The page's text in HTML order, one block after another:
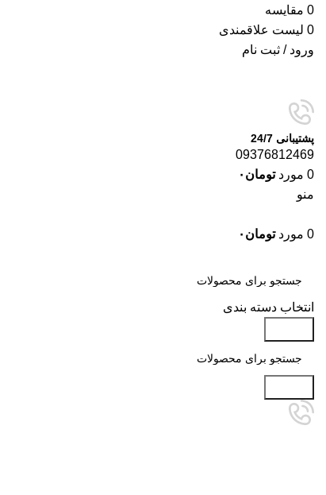
0 مقایسه
0 لیست علاقمندی
ورود / ثبت نام
پشتیبانی 24/7
09376812469
0 مورد تومان ۰
منو
0 مورد تومان ۰
انتخاب دسته بندی